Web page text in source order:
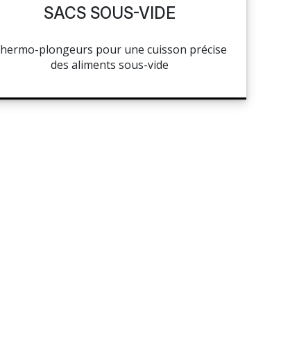
SACS SOUS-VIDE
plongeurs pour une cuisson précise
des aliments sous-vide